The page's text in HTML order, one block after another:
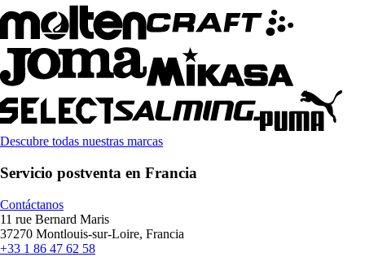
Descubre todas nuestras marcas
Servicio postventa en Francia
Contáctanos
11 rue Bernard Maris
37270 Montlouis-sur-Loire, Francia
+33 1 86 47 62 58